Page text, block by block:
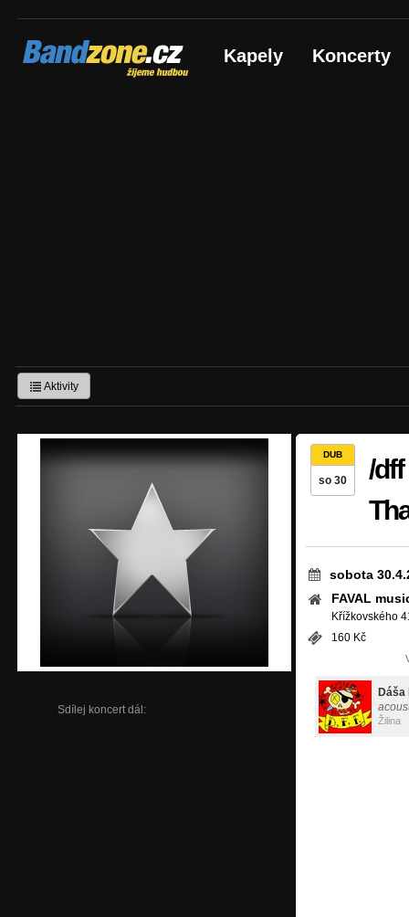
Bandzone.cz
žijeme hudbou Kapely Koncerty
Aktivity
Sdílej koncert dál:
DUB
so 30
/
sobota
FAVAL
Křížkovského
160 Kč
Dáša
Žilina